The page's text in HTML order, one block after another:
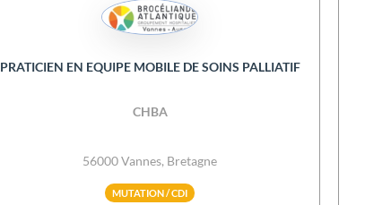
PRATICIEN EN EQUIPE MOBILE DE SOINS PALLIATIF
CHBA
56000 Vannes, Bretagne
MUTATION / CDI